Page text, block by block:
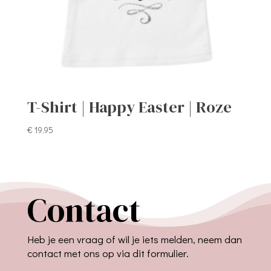
T-Shirt | Happy Easter | Roze
€ 19,95
Contact
Heb je een vraag of wil je iets melden, neem dan
contact met ons op via dit formulier.